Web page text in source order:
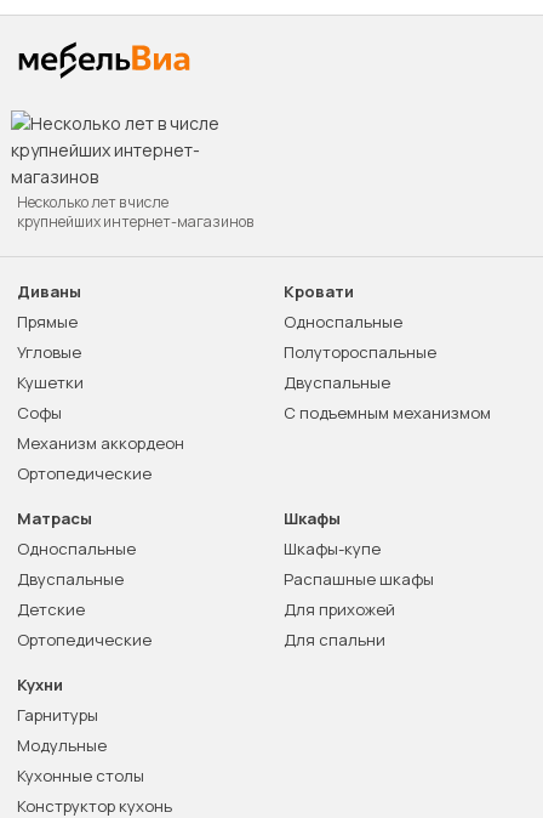
Несколько лет в числе
крупнейших интернет-магазинов
Диваны
Прямые
Угловые
Кушетки
Софы
Механизм аккордеон
Ортопедические
Кровати
Односпальные
Полутороспальные
Двуспальные
С подъемным механизмом
Матрасы
Односпальные
Двуспальные
Детские
Ортопедические
Шкафы
Шкафы-купе
Распашные шкафы
Для прихожей
Для спальни
Кухни
Гарнитуры
Модульные
Кухонные столы
Конструктор кухонь